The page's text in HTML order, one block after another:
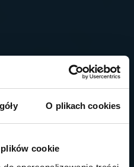
O plikach cookies
cookie